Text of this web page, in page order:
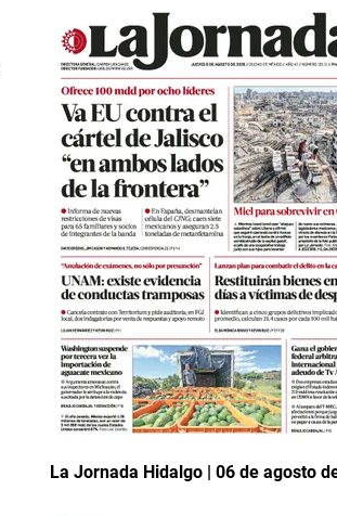
La Jornada Hidalgo | 06 de agosto